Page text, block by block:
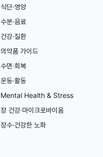
식단·영양
수분·음료
건강·질환
의약품 가이드
수면·회복
운동·활동
Mental Health & Stress
장 건강·마이크로바이옴
장수·건강한 노화